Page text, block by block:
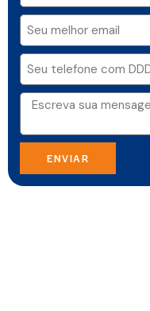
ENVIAR